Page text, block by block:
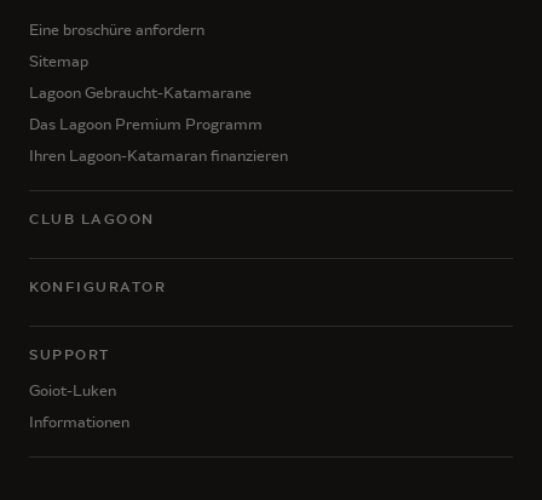
Eine broschüre anfordern
Sitemap
Lagoon Gebraucht-Katamarane
Das Lagoon Premium Programm
Ihren Lagoon-Katamaran finanzieren
CLUB LAGOON
KONFIGURATOR
SUPPORT
Goiot-Luken
Informationen